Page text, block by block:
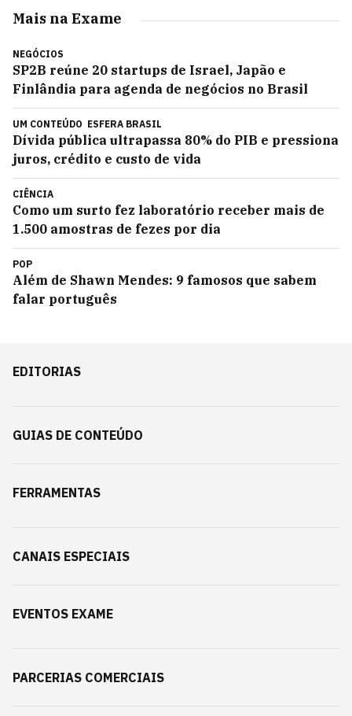
Mais na Exame
NEGÓCIOS
SP2B reúne 20 startups de Israel, Japão e
Finlândia para agenda de negócios no Brasil
UM CONTEÚDO ESFERA BRASIL
Dívida pública ultrapassa 80% do PIB e pressiona
juros, crédito e custo de vida
CIÊNCIA
Como um surto fez laboratório receber mais de
1.500 amostras de fezes por dia
POP
Além de Shawn Mendes: 9 famosos que sabem
falar português
EDITORIAS
GUIAS DE CONTEÚDO
FERRAMENTAS
CANAIS ESPECIAIS
EVENTOS EXAME
PARCERIAS COMERCIAIS